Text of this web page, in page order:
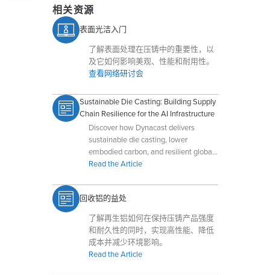
相关资源
表面光洁入门
了解表面处理在压铸中的重要性，以
及它如何影响美观、性能和耐用性。
查看网络研讨会
Sustainable Die Casting: Building Supply
Chain Resilience for the AI Infrastructure
Discover how Dynacast delivers
sustainable die casting, lower
embodied carbon, and resilient global
supply chains for AI-driven data
Read the Article
回收铝的益处
了解再生铝如何在保持压铸产品强度
和耐久性的同时，实现高性能、降低
成本并减少环境影响。
Read the Article